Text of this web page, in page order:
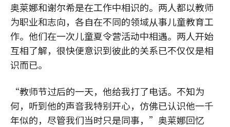
奥莱娜和谢尔希是在工作中相识的。两人都以教师
为职业和志向，各自在不同的领域从事儿童教育工
作。他们在一次儿童夏令营活动中相遇。两人开始
互相了解，很快便意识到彼此的关系已不仅仅是相
识而已。
“教师节过后的一天，他给我打了电话。不知为
何，听到他的声音我特别开心，仿佛已认识他一千
年似的，尽管我们当时只是同事，”奥莱娜回忆